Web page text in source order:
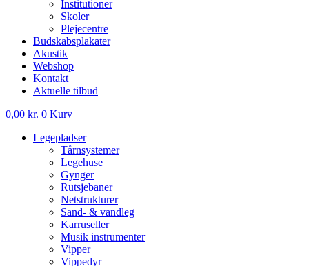
Institutioner
Skoler
Plejecentre
Budskabsplakater
Akustik
Webshop
Kontakt
Aktuelle tilbud
0,00 kr. 0 Kurv
Legepladser
Tårnsystemer
Legehuse
Gynger
Rutsjebaner
Netstrukturer
Sand- & vandleg
Karruseller
Musik instrumenter
Vipper
Vippedyr